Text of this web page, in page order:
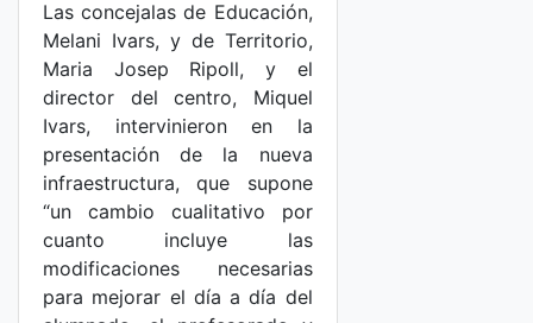
Las concejalas de Educación,
Melani Ivars, y de Territorio,
Maria Josep Ripoll, y el
director del centro, Miquel
Ivars, intervinieron en la
presentación de la nueva
infraestructura, que supone
“un cambio cualitativo por
cuanto incluye las
modificaciones necesarias
para mejorar el día a día del